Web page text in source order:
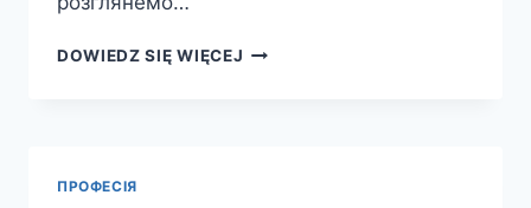
DOWIEDZ SIĘ WIĘCEJ МЕДИТАЦІЯ:
ПРОФЕСІЯ